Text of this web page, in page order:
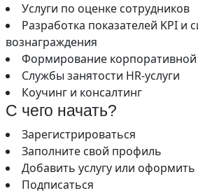
Услуги по оценке сотрудников
Разработка показателей KPI и
вознаграждения
Формирование корпоративной
Службы занятости HR-услуги
Коучинг и консалтинг
С чего начать?
Зарегистрироваться
Заполните свой профиль
Добавить услугу или оформить
Подписаться